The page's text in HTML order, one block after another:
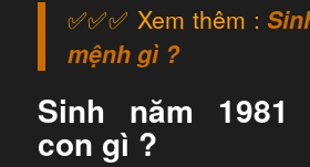
✅✅✅ Xem thêm :
mệnh gì ?
Sinh năm
con gì ?